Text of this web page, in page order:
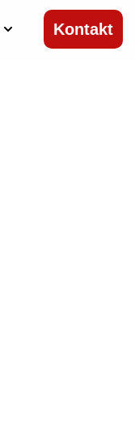
Kontakt